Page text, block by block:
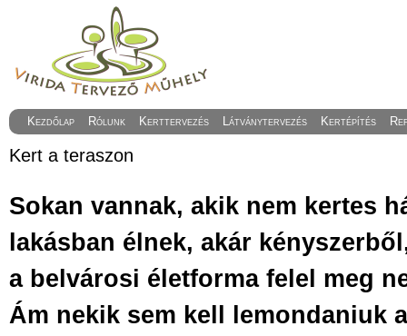
Kezdőlap Rólunk Kerttervezés Látványtervezés Kertépítés
Kert a teraszon
Sokan vannak, akik nem kertes
lakásban élnek, akár
a belvárosi életforma felel meg
Ám nekik sem kell lemondaniuk